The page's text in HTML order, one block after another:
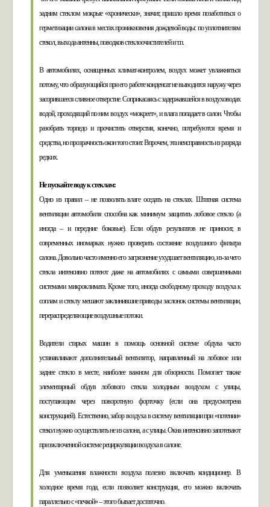
задним стеклом мокрые «хронически», значит, пришло время позаботиться о
герметизации салона в местах проникновения дождевой воды: по уплотнителям
стекол, выхода антенны, поводков стеклоочистителей и т.п.
В автомобилях, оснащенных климат-контролем, воздух может увлажняться
потому, что образующийся при его работе конденсат не выводится наружу через
засорившееся сливное отверстие. Соприкасаясь с задержавшейся в воздуховодах
водой, проходящий по ним воздух «мокреет», и влага попадает в салон. Чтобы
разобрать торпедо и прочистить отверстия, конечно, потребуются время и
средства, но прозрачность окон того стоит. Впрочем, эта неисправность из разряда
редких.
Не пускайте воду к стеклам:
Одно из правил – не позволять влаге оседать на стеклах. Штатная система
вентиляции автомобиля способна как минимум защитить лобовое стекло (а
иногда – и передние боковые). Если обдув результатов не приносит, в
современных иномарках нужно проверить состояние воздушного фильтра
салона. Довольно часто именно его загрязнение ухудшает вентиляцию, из-за чего
стекла интенсивно потеют даже на автомобилях с самыми совершенными
системами микроклимата. Кроме того, иногда свободному проходу воздуха к
соплам и стеклу мешают заклинившие приводы заслонок системы вентиляции,
перераспределяющие воздушные потоки.
Водители старых машин в помощь основной системе обдува часто
устанавливают дополнительный вентилятор, направленный на лобовое или
заднее стекло в месте, наиболее важном для обзорности. Помогает также
элементарный обдув лобового стекла холодным воздухом с улицы,
поступающим через поворотную форточку (если она предусмотрена
конструкцией). Естественно, забор воздуха в систему вентиляции при «потении»
стекол нужно осуществлять не из салона, а с улицы. Окна интенсивно запотевают
при включенной системе рециркуляции воздуха в салоне.
Для уменьшения влажности воздуха полезно включать кондиционер. В
холодное время года, если позволяет конструкция, его можно включать
параллельно с «печкой» – этого бывает достаточно.